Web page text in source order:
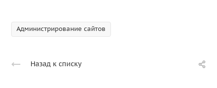
Администрирование сайтов
Назад к списку